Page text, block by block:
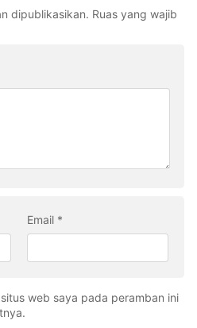
dipublikasikan. Ruas yang wajib
Email *
web saya pada peramban ini